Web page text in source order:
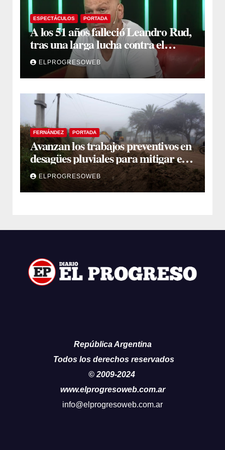
ESPECTÁCULOS PORTADA
A los 51 años falleció Leandro Rud,
tras una larga lucha contra el
cáncer
ELPROGRESOWEB
FERNÁNDEZ PORTADA
Avanzan los trabajos preventivos en
desagües pluviales para mitigar el
impacto de la temporada de lluvias
ELPROGRESOWEB
República Argentina
Todos los derechos reservados
© 2009-2024
www.elprogresoweb.com.ar
info@elprogresoweb.com.ar